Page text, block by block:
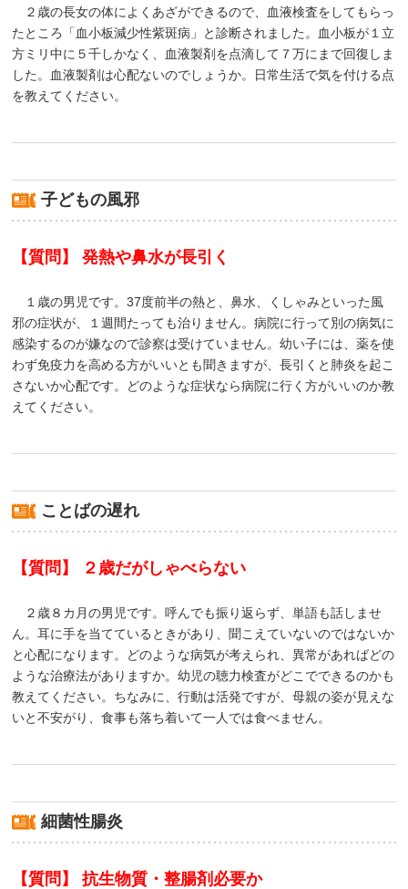
２歳の長女の体によくあざができるので、血液検査をしてもらっ
たところ「血小板減少性紫斑病」と診断されました。血小板が１立
方ミリ中に５千しかなく、血液製剤を点滴して７万にまで回復しま
した。血液製剤は心配ないのでしょうか。日常生活で気を付ける点
を教えてください。
子どもの風邪
【質問】 発熱や鼻水が長引く
１歳の男児です。37度前半の熱と、鼻水、くしゃみといった風
邪の症状が、１週間たっても治りません。病院に行って別の病気に
感染するのが嫌なので診察は受けていません。幼い子には、薬を使
わず免疫力を高める方がいいとも聞きますが、長引くと肺炎を起こ
さないか心配です。どのような症状なら病院に行く方がいいのか教
えてください。
ことばの遅れ
【質問】 ２歳だがしゃべらない
２歳８カ月の男児です。呼んでも振り返らず、単語も話しませ
ん。耳に手を当てているときがあり、聞こえていないのではないか
と心配になります。どのような病気が考えられ、異常があればどの
ような治療法がありますか。幼児の聴力検査がどこでできるのかも
教えてください。ちなみに、行動は活発ですが、母親の姿が見えな
いと不安がり、食事も落ち着いて一人では食べません。
細菌性腸炎
【質問】 抗生物質・整腸剤必要か